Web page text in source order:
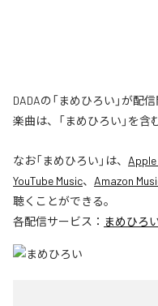
DADAの「まめひろい」が配
楽曲は、「まめひろい」を含
なお「まめひろい 」は、
YouTube Music、 Amazon
聴くことができる。
各配信サービス： まめひろ